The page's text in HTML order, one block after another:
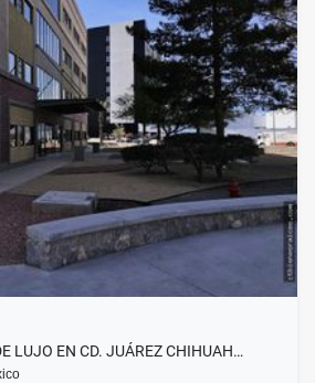
LUJO EN CD. JUÁREZ CHIHUAH…